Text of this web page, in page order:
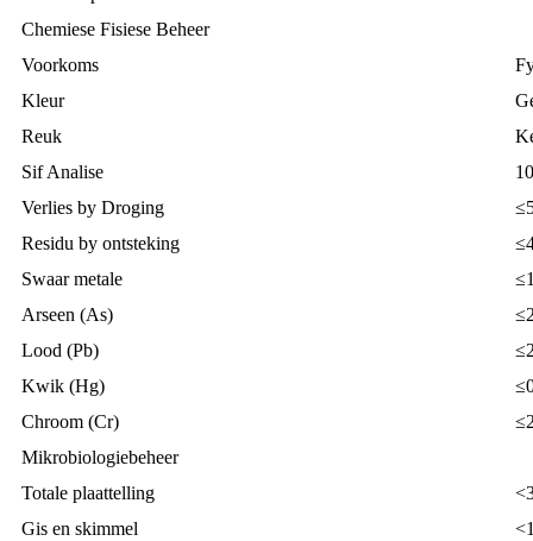
Chemiese Fisiese Beheer
Voorkoms
Kleur
Reuk
Sif Analise
Verlies by Droging
Residu by ontsteking
Swaar metale
Arseen (As)
Lood (Pb)
Kwik (Hg)
Chroom (Cr)
Mikrobiologiebeheer
Totale plaattelling
Gis en skimmel